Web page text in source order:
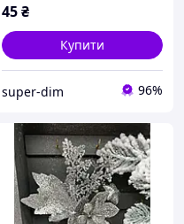
45₴
Купити
super-dim 96%